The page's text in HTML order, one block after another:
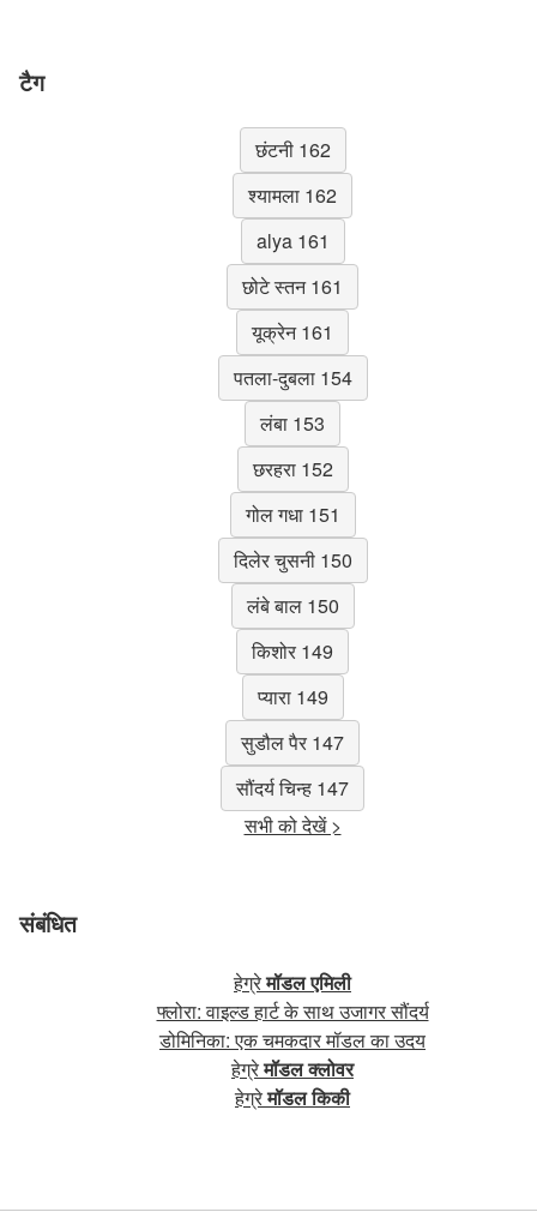
टैग
छंटनी 162
श्यामला 162
alya 161
छोटे स्तन 161
यूक्रेन 161
पतला-दुबला 154
लंबा 153
छरहरा 152
गोल गधा 151
दिलेर चुसनी 150
लंबे बाल 150
किशोर 149
प्यारा 149
सुडौल पैर 147
सौंदर्य चिन्ह 147
सभी को देखें >
संबंधित
हेग्रेमॉडल एमिली
फ्लोरा: वाइल्ड हार्ट के साथ उजागर सौंदर्य
डोमिनिका: एक चमकदार मॉडल का उदय
हेग्रेमॉडल क्लोवर
हेग्रेमॉडल किकी